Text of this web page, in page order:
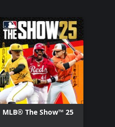
MLB® The Show™ 25